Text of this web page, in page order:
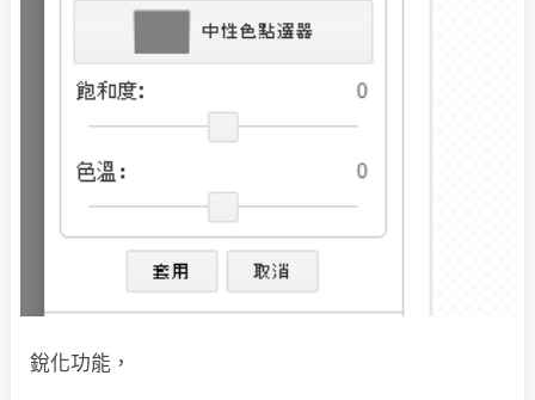
銳化功能，